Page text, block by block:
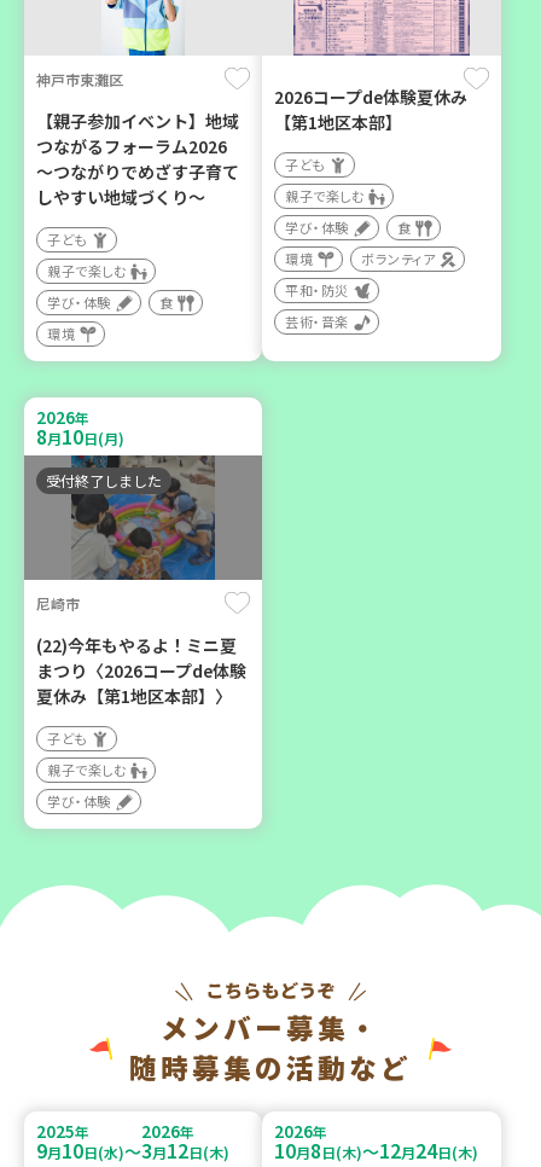
西宮市
野菜を食べよう！ベジ活キ
ャンペーン【第２地区】
子ども
親子で楽しむ
学び・体験
「フードプラン上富田みか
ん」バスで行く 産地見学＆
生産者交流会
学び・体験 食
2026 年
9月12日(土)
豊岡市
大人の発達障がいを学び、
か？
大人向け
学び・体験
神戸市東灘区
【親子参加イベント】地域
つながるフォーラム2026
～つながりでめざす子育て
しやすい地域づくり～
子ども
親子で楽しむ
学び・体験
食
環境
2026コープde体験夏休み
【第1地区本部】
子ども
親子で楽しむ
学び・体験
食
環境
ボランティア
平和・防災
芸術・音楽
2026年
8月10日(月)
受付終了しました
尼崎市
(22)今年もやるよ！ミニ夏
まつり〈2026コープde体験
夏休み【第1地区本部】〉
子ども
親子で楽しむ
学び・体験
メンバー募集・
随時募集の活動など
2025年
9月10日(水)～
2026年
3月12日(木)
2026年
10月8日(木)～12月24日(木)